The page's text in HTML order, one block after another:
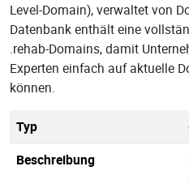
Level-Domain), verwaltet von
Datenbank enthält eine
.rehab-Domains, damit
Experten einfach auf aktuelle
können.
Typ
Beschreibung